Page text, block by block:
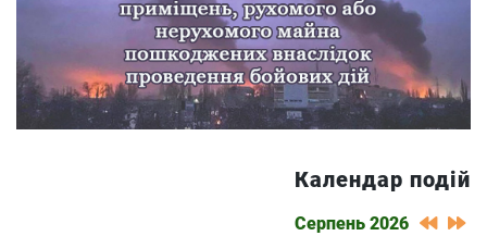
Календар подій
Серпень 2026